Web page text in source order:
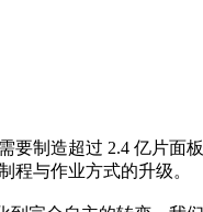
制造超过 2.4 亿片
程与作业方式的升级。